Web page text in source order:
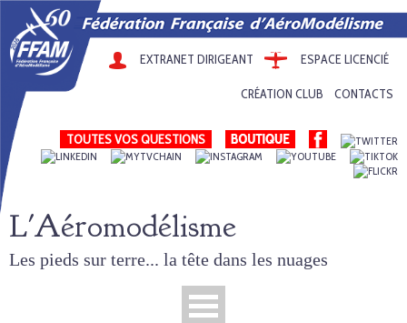
EXTRANET DIRIGEANT ESPACE LICENCIÉ
CRÉATION CLUB CONTACTS
TOUTES VOS QUESTIONS
L'Aéromodélisme
Les pieds sur terre... la tête dans les nuages